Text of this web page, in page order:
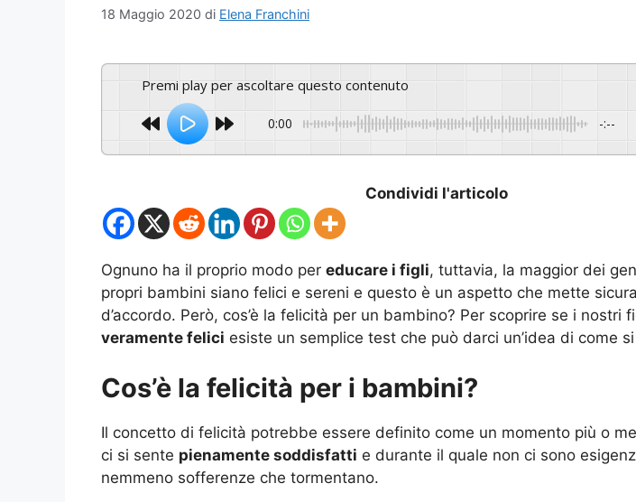
18 Maggio 2020 di Elena Franchini
Premi play per ascoltare questo contenuto
0:00 -:--
Condividi l'articolo
Ognuno ha il proprio modo per educare i figli, tuttavia, la maggior dei
propri bambini siano felici e sereni e questo è un aspetto che mette
d’accordo. Però, cos’è la felicità per un bambino? Per scoprire se i nostri
veramente felici esiste un semplice test che può darci un’idea di come
Cos’è la felicità per i bambini?
Il concetto di felicità potrebbe essere definito come un momento più o
ci si sente pienamente soddisfatti e durante il quale non ci sono
nemmeno sofferenze che tormentano.